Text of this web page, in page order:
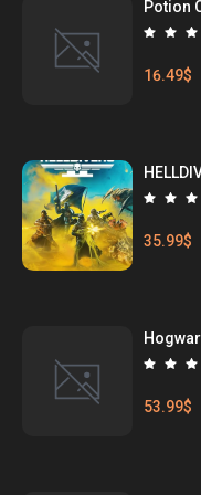
Potion
16.49$
35.99$
53.99$